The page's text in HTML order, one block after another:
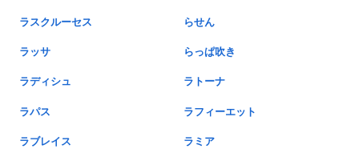
ラスクルーセス らせん
ラッサ らっぱ吹き
ラディシュ ラトーナ
ラパス ラフィーエット
ラブレイス ラミア